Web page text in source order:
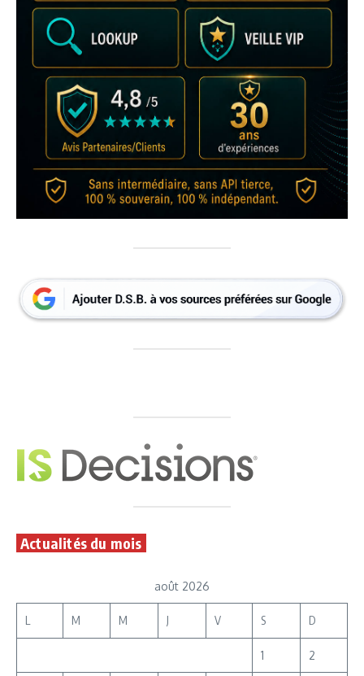
Actualités du mois
août 2026
L M M J V S D
1 2